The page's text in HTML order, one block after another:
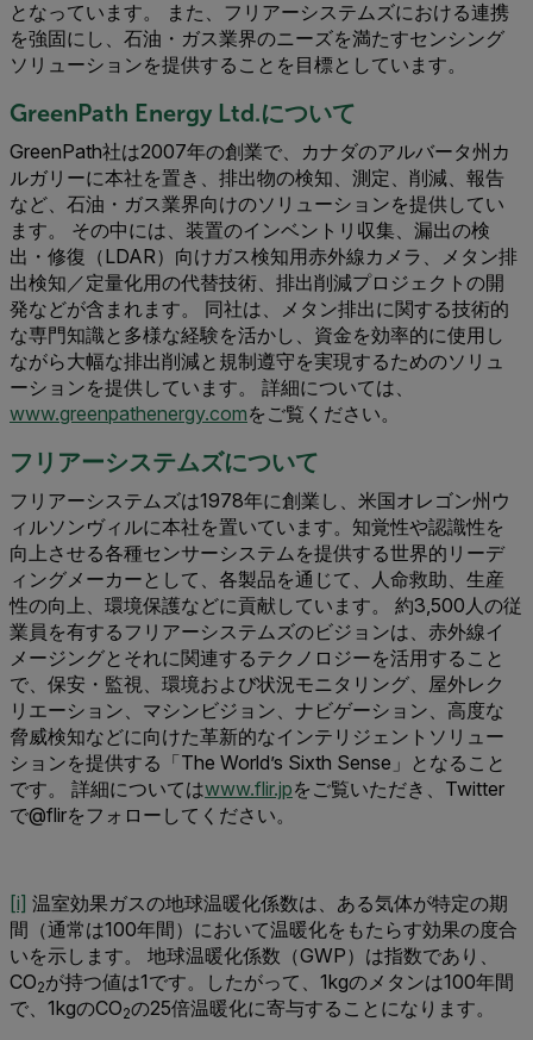
となっています。 また、フリアーシステムズにおける連携
を強固にし、石油・ガス業界のニーズを満たすセンシング
ソリューションを提供することを目標としています。
GreenPath Energy Ltd.について
GreenPath社は2007年の創業で、カナダのアルバータ州カ
ルガリーに本社を置き、排出物の検知、測定、削減、報告
など、石油・ガス業界向けのソリューションを提供してい
ます。 その中には、装置のインベントリ収集、漏出の検
出・修復（LDAR）向けガス検知用赤外線カメラ、メタン排
出検知／定量化用の代替技術、排出削減プロジェクトの開
発などが含まれます。 同社は、メタン排出に関する技術的
な専門知識と多様な経験を活かし、資金を効率的に使用し
ながら大幅な排出削減と規制遵守を実現するためのソリュ
ーションを提供しています。 詳細については、
www.greenpathenergy.comをご覧ください。
フリアーシステムズについて
フリアーシステムズは1978年に創業し、米国オレゴン州ウ
ィルソンヴィルに本社を置いています。知覚性や認識性を
向上させる各種センサーシステムを提供する世界的リーデ
ィングメーカーとして、各製品を通じて、人命救助、生産
性の向上、環境保護などに貢献しています。 約3,500人の従
業員を有するフリアーシステムズのビジョンは、赤外線イ
メージングとそれに関連するテクノロジーを活用すること
で、保安・監視、環境および状況モニタリング、屋外レク
リエーション、マシンビジョン、ナビゲーション、高度な
脅威検知などに向けた革新的なインテリジェントソリュー
ションを提供する「The World’s Sixth Sense」となること
です。 詳細についてはwww.flir.jpをご覧いただき、Twitter
で@flirをフォローしてください。
[i] 温室効果ガスの地球温暖化係数は、ある気体が特定の期
間（通常は100年間）において温暖化をもたらす効果の度合
いを示します。 地球温暖化係数（GWP）は指数であり、
CO2が持つ値は1です。したがって、1kgのメタンは100年間
で、1kgのCO2の25倍温暖化に寄与することになります。